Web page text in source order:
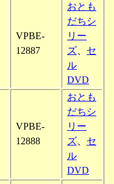
VPBE-
12887
おとも
だちシ
リー
ズ
セ
ル
DVD
VPBE-
12888
おとも
だちシ
リー
ズ
セ
ル
DVD